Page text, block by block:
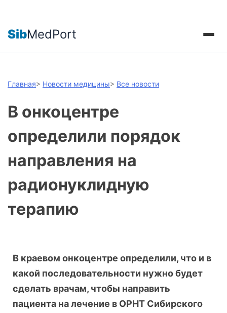
SibMedPort
Главная> Новости медицины> Все новости
В онкоцентре
определили порядок
направления на
радионуклидную
терапию
В краевом онкоцентре определили, что и в
какой последовательности нужно будет
сделать врачам, чтобы направить
пациента на лечение в ОРНТ Сибирского